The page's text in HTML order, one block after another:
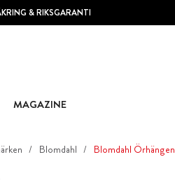
& RIKSGARANTI
MAGAZINE
Blomdahl Blomdahl